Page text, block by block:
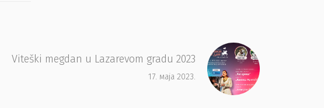
Viteški megdan u Lazarevom gradu 2023
17. маја 2023.